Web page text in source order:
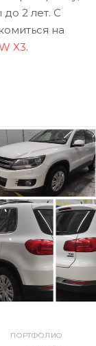
2 лет. С
на
X3.
ПОРТФОЛИО